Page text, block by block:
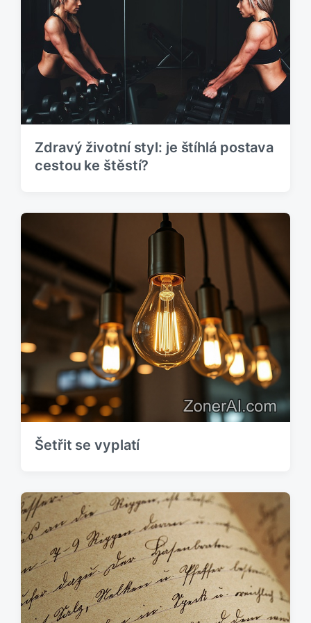
Zdravý životní styl: je štíhlá postava
cestou ke štěstí?
Šetřit se vyplatí